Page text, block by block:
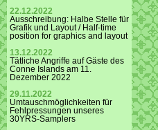
22.12.2022
Ausschreibung: Halbe Stelle für
Grafik und Layout / Half-time
position for graphics and layout
13.12.2022
Tätliche Angriffe auf Gäste des
Conne Islands am 11.
Dezember 2022
29.11.2022
Umtauschmöglichkeiten für
Fehlpressungen unseres
30YRS-Samplers